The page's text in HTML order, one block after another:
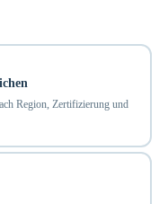
Region, Zertifizierung und